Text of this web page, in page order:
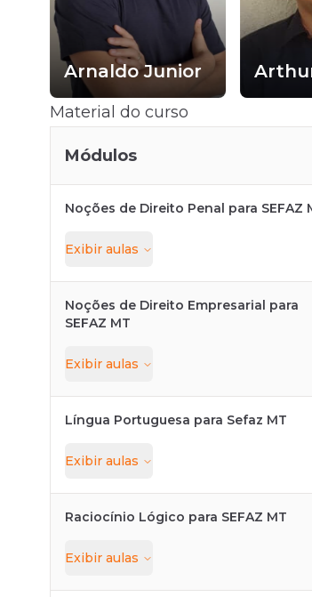
Arnaldo Junior
Material do curso
Módulos
Noções de Direito Penal para SEFAZ
Exibir aulas
Noções de Direito Empresarial para
SEFAZ MT
Exibir aulas
Língua Portuguesa para Sefaz MT
Exibir aulas
Raciocínio Lógico para SEFAZ MT
Exibir aulas